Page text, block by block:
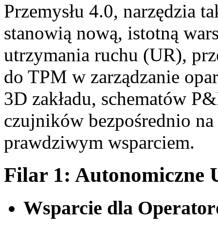
Przemysłu 4.0, narzędzia
stanowią nową, istotną
utrzymania ruchu (UR),
do TPM w zarządzanie
3D zakładu, schematów
czujników bezpośrednio
prawdziwym wsparciem.
Filar 1: Autonomiczne
Wsparcie dla